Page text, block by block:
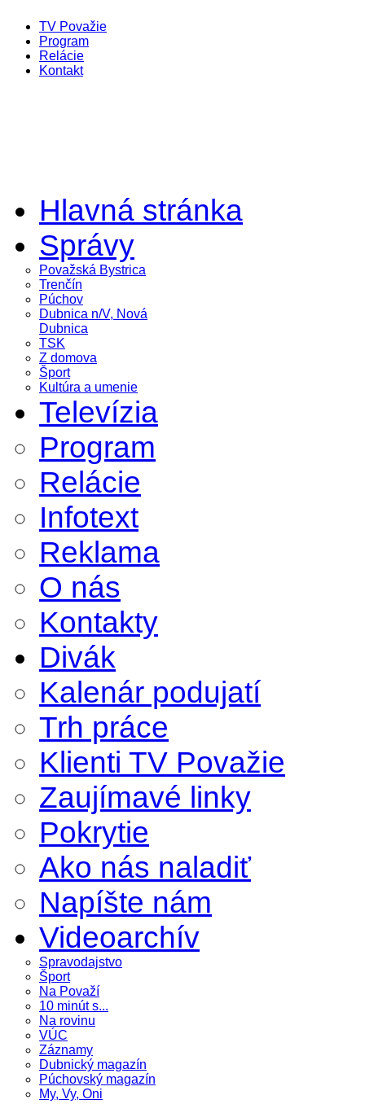
TV Považie
Program
Relácie
Kontakt
Hlavná stránka
Správy
Považská Bystrica
Trenčín
Púchov
Dubnica n/V, Nová
Dubnica
TSK
Z domova
Šport
Kultúra a umenie
Televízia
Program
Relácie
Infotext
Reklama
O nás
Kontakty
Divák
Kalenár podujatí
Trh práce
Klienti TV Považie
Zaujímavé linky
Pokrytie
Ako nás naladiť
Napíšte nám
Videoarchív
Spravodajstvo
Šport
Na Považí
10 minút s...
Na rovinu
VÚC
Záznamy
Dubnický magazín
Púchovský magazín
My, Vy, Oni